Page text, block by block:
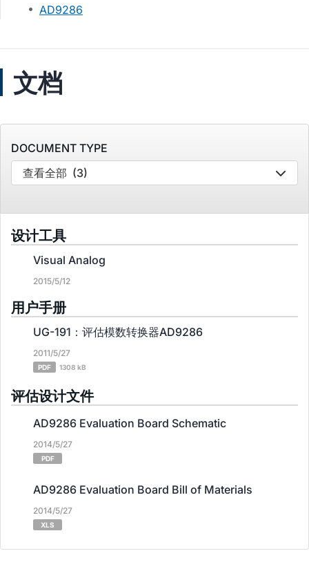
AD9286
文档
DOCUMENT TYPE
查看全部 (3)
设计工具
Visual Analog
2015/5/12
用户手册
UG-191：评估模数转换器AD9286
2011/5/27
PDF 1308 kB
评估设计文件
AD9286 Evaluation Board Schematic
2014/5/27
PDF
AD9286 Evaluation Board Bill of Materials
2014/5/27
XLS